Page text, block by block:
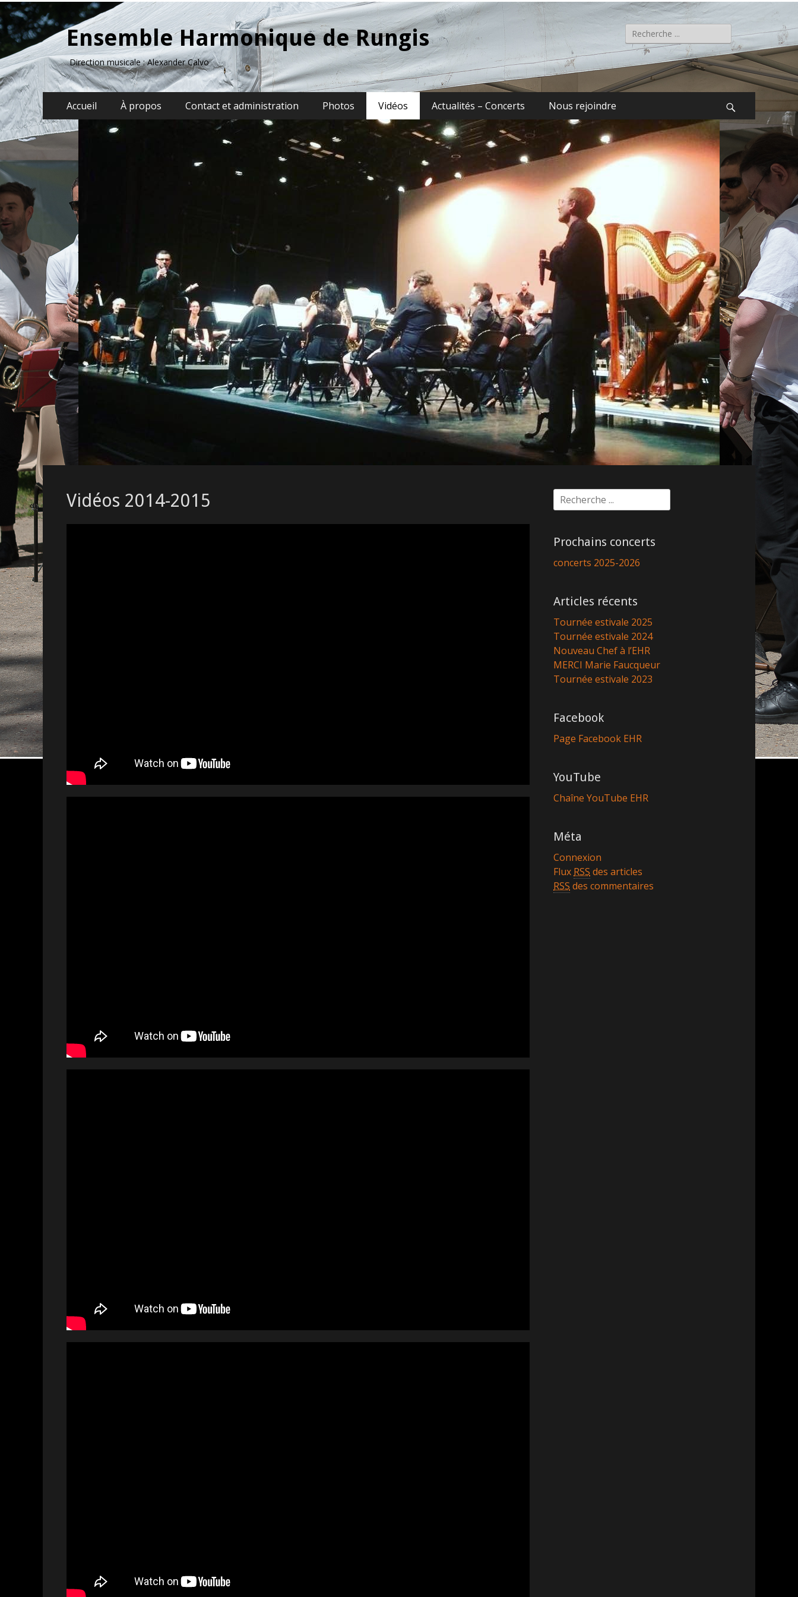
Ensemble Harmonique de Rungis
Direction musicale : Alexander Calvo
Rechercher :
Menu
principal
Aller
contenu
Accueil À propos Contact et administration Photos Vidéos Actualités – Concerts Nous rejoindre Recherche
Vidéos 2014-2015 Rechercher :
Prochains concerts
concerts 2025-2026
Articles récents
Tournée estivale 2025
Tournée estivale 2024
Nouveau Chef à l’EHR
MERCI Marie Faucqueur
Tournée estivale 2023
Facebook
Page Facebook EHR
YouTube
Chaîne YouTube EHR
Méta
Connexion
Flux RSS des articles
RSS des commentaires